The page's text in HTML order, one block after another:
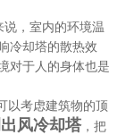
，室内的环境温
冷却塔的散热效
对于人的身体也是
考虑建筑物的顶
风冷却塔，把